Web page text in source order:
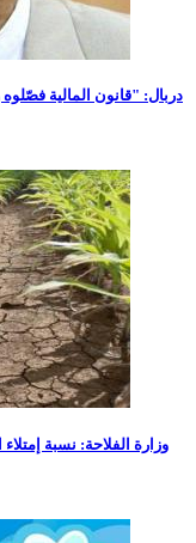
دربال: "قانون المالية